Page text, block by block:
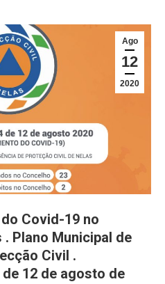
Ago
12
2020
Covid-19 no
Plano Municipal de
Civil .
12 de agosto de